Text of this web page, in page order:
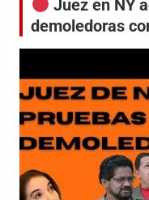
Juez en NY
demoledoras